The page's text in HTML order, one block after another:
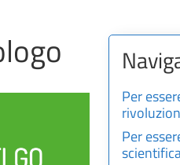
Per
Per